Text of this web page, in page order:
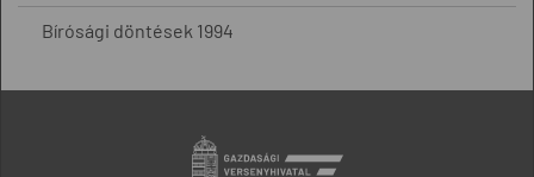
Bírósági döntések 1994